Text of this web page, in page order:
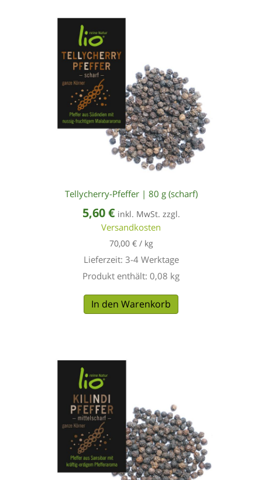
Tellycherry-Pfeffer | 80 g (scharf)
5,60€ inkl. MwSt. zzgl.
Versandkosten
70,00 €/ kg
Lieferzeit: 3-4 Werktage
Produkt enthält: 0,08 kg
In den Warenkorb